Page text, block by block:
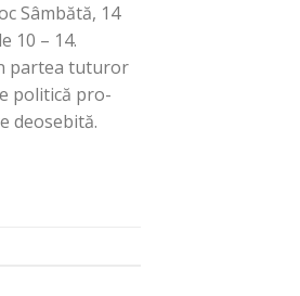
Sâmbătă, 14
10 – 14.
partea tuturor
politică pro-
deosebită.